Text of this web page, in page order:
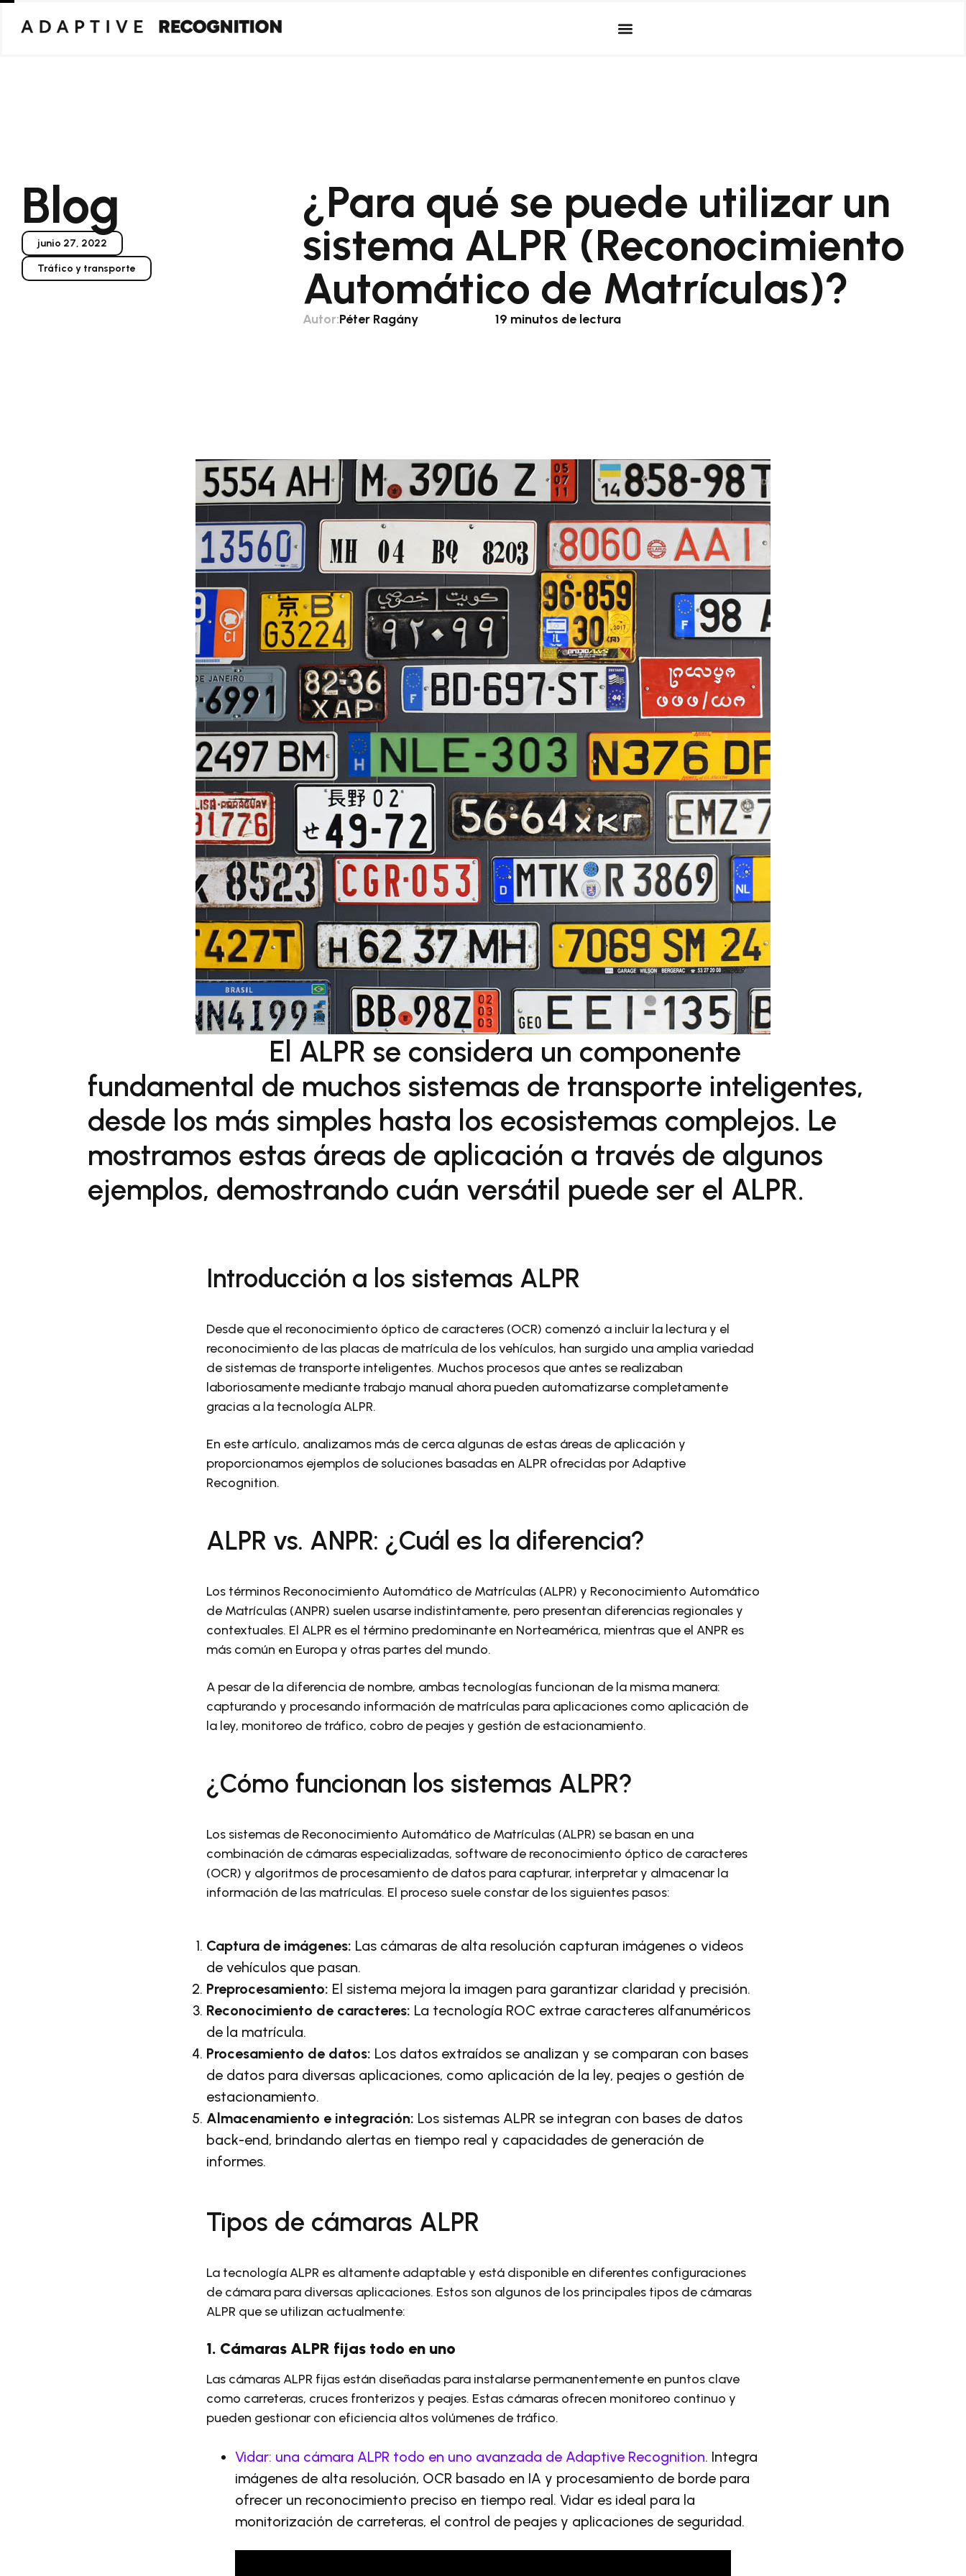
Blog
junio 27, 2022
Tráfico y transporte
¿Para qué se puede utilizar un
sistema ALPR (Reconocimiento
Automático de Matrículas)?
Autor:Péter Ragány 19 minutos de lectura
El ALPR se considera un componente
fundamental de muchos sistemas de transporte inteligentes,
desde los más simples hasta los ecosistemas complejos. Le
mostramos estas áreas de aplicación a través de algunos
ejemplos, demostrando cuán versátil puede ser el ALPR.
Introducción a los sistemas ALPR
Desde que el reconocimiento óptico de caracteres (OCR) comenzó a incluir la lectura y el
reconocimiento de las placas de matrícula de los vehículos, han surgido una amplia variedad
de sistemas de transporte inteligentes. Muchos procesos que antes se realizaban
laboriosamente mediante trabajo manual ahora pueden automatizarse completamente
gracias a la tecnología ALPR.
En este artículo, analizamos más de cerca algunas de estas áreas de aplicación y
proporcionamos ejemplos de soluciones basadas en ALPR ofrecidas por Adaptive
Recognition.
ALPR vs. ANPR: ¿Cuál es la diferencia?
Los términos Reconocimiento Automático de Matrículas (ALPR) y Reconocimiento Automático
de Matrículas (ANPR) suelen usarse indistintamente, pero presentan diferencias regionales y
contextuales. El ALPR es el término predominante en Norteamérica, mientras que el ANPR es
más común en Europa y otras partes del mundo.
A pesar de la diferencia de nombre, ambas tecnologías funcionan de la misma manera:
capturando y procesando información de matrículas para aplicaciones como aplicación de
la ley, monitoreo de tráfico, cobro de peajes y gestión de estacionamiento.
¿Cómo funcionan los sistemas ALPR?
Los sistemas de Reconocimiento Automático de Matrículas (ALPR) se basan en una
combinación de cámaras especializadas, software de reconocimiento óptico de caracteres
(OCR) y algoritmos de procesamiento de datos para capturar, interpretar y almacenar la
información de las matrículas. El proceso suele constar de los siguientes pasos:
Captura de imágenes: Las cámaras de alta resolución capturan imágenes o videos
de vehículos que pasan.
Preprocesamiento: El sistema mejora la imagen para garantizar claridad y precisión.
Reconocimiento de caracteres: La tecnología ROC extrae caracteres alfanuméricos
de la matrícula.
Procesamiento de datos: Los datos extraídos se analizan y se comparan con bases
de datos para diversas aplicaciones, como aplicación de la ley, peajes o gestión de
estacionamiento.
Almacenamiento e integración: Los sistemas ALPR se integran con bases de datos
back-end, brindando alertas en tiempo real y capacidades de generación de
informes.
Tipos de cámaras ALPR
La tecnología ALPR es altamente adaptable y está disponible en diferentes configuraciones
de cámara para diversas aplicaciones. Estos son algunos de los principales tipos de cámaras
ALPR que se utilizan actualmente:
1. Cámaras ALPR fijas todo en uno
Las cámaras ALPR fijas están diseñadas para instalarse permanentemente en puntos clave
como carreteras, cruces fronterizos y peajes. Estas cámaras ofrecen monitoreo continuo y
pueden gestionar con eficiencia altos volúmenes de tráfico.
Vidar: una cámara ALPR todo en uno avanzada de Adaptive Recognition. Integra
imágenes de alta resolución, OCR basado en IA y procesamiento de borde para
ofrecer un reconocimiento preciso en tiempo real. Vidar es ideal para la
monitorización de carreteras, el control de peajes y aplicaciones de seguridad.